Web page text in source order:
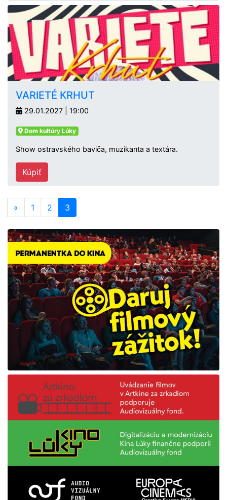
VARIETÉ KRHUT
29.01.2027 | 19:00
Dom kultúry Lúky
Show ostravského baviča, muzikanta a textára.
Kúpiť
« 1 2 3